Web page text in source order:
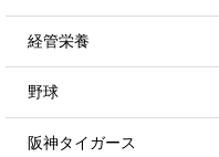
経管栄養
野球
阪神タイガース